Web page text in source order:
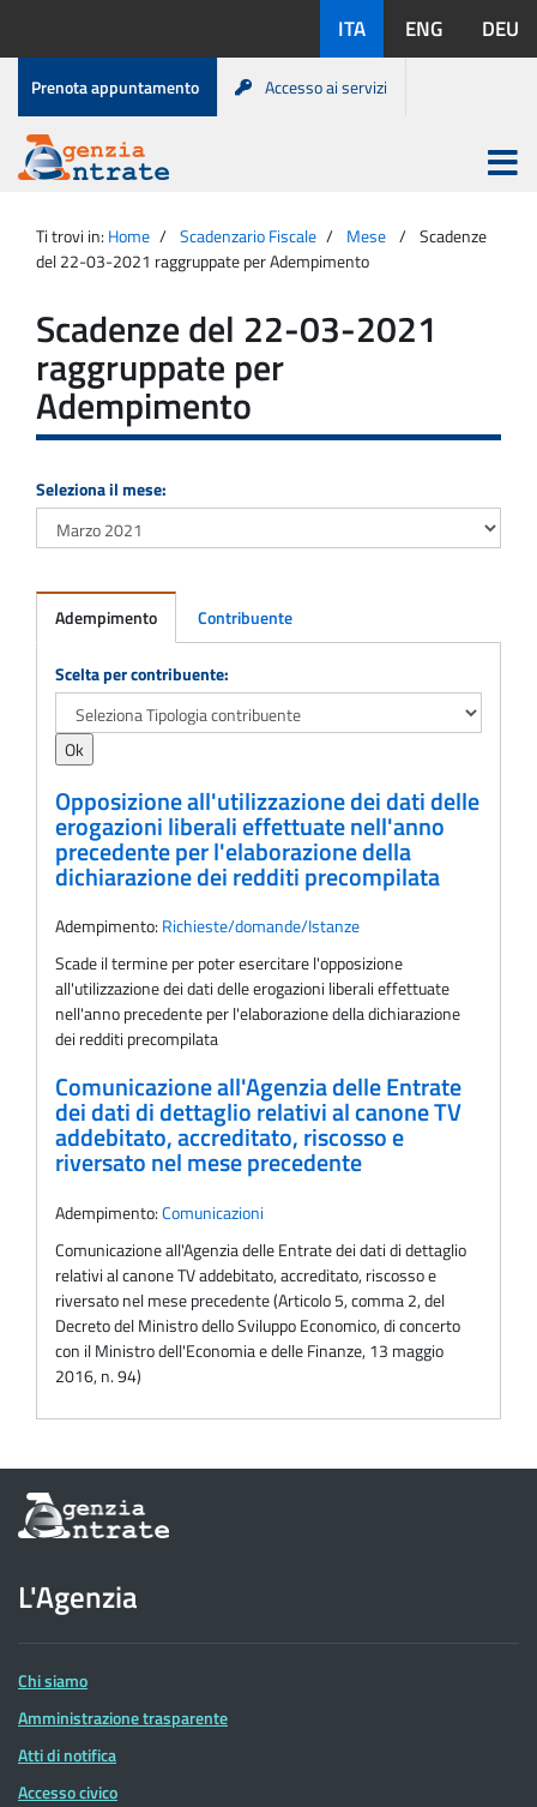
contenuto
disponibili:
ITA ENG DEU
Menu
di
servizio
Prenota appuntamento Accesso ai servizi
Agenzia
Entrate
Apri
menu
principale
Ti trovi in: Home Scadenzario Fiscale Mese
Scadenze
del 22-03-2021 raggruppate per Adempimento
Scadenze del 22-03-2021
raggruppate per
Adempimento
Seleziona il mese:
Adempimento Contribuente
Adempimento
Scelta per contribuente:
Opposizione all'utilizzazione dei dati delle
erogazioni liberali effettuate nell'anno
precedente per l'elaborazione della
dichiarazione dei redditi precompilata
Adempimento: Richieste/domande/Istanze
Scade il termine per poter esercitare l'opposizione
all'utilizzazione dei dati delle erogazioni liberali effettuate
nell'anno precedente per l'elaborazione della dichiarazione
dei redditi precompilata
Comunicazione all'Agenzia delle Entrate
dei dati di dettaglio relativi al canone TV
addebitato, accreditato, riscosso e
riversato nel mese precedente
Adempimento:Comunicazioni
Comunicazione all'Agenzia delle Entrate dei dati di dettaglio
relativi al canone TV addebitato, accreditato, riscosso e
riversato nel mese precedente (Articolo 5, comma 2, del
Decreto del Ministro dello Sviluppo Economico, di concerto
con il Ministro dell'Economia e delle Finanze, 13 maggio
2016, n. 94)
Informazioni
sul
dell'Agenzia
delle
Entrate
L'Agenzia
Chi siamo
Amministrazione trasparente
Atti di notifica
Accesso civico